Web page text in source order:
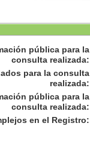
pública para la
consulta realizada:
para la consulta
realizada:
pública para la
consulta realizada:
en el Registro: